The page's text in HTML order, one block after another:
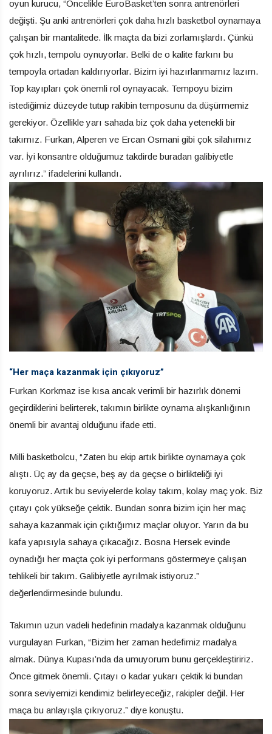
oyun kurucu, “Öncelikle EuroBasket’ten sonra antrenörleri
değişti. Şu anki antrenörleri çok daha hızlı basketbol oynamaya
çalışan bir mantalitede. İlk maçta da bizi zorlamışlardı. Çünkü
çok hızlı, tempolu oynuyorlar. Belki de o kalite farkını bu
tempoyla ortadan kaldırıyorlar. Bizim iyi hazırlanmamız lazım.
Top kayıpları çok önemli rol oynayacak. Tempoyu bizim
istediğimiz düzeyde tutup rakibin temposunu da düşürmemiz
gerekiyor. Özellikle yarı sahada biz çok daha yetenekli bir
takımız. Furkan, Alperen ve Ercan Osmani gibi çok silahımız
var. İyi konsantre olduğumuz takdirde buradan galibiyetle
ayrılırız.” ifadelerini kullandı.
“Her maça kazanmak için çıkıyoruz”
Furkan Korkmaz ise kısa ancak verimli bir hazırlık dönemi
geçirdiklerini belirterek, takımın birlikte oynama alışkanlığının
önemli bir avantaj olduğunu ifade etti.
Milli basketbolcu, “Zaten bu ekip artık birlikte oynamaya çok
alıştı. Üç ay da geçse, beş ay da geçse o birlikteliği iyi
koruyoruz. Artık bu seviyelerde kolay takım, kolay maç yok. Biz
çıtayı çok yükseğe çektik. Bundan sonra bizim için her maç
sahaya kazanmak için çıktığımız maçlar oluyor. Yarın da bu
kafa yapısıyla sahaya çıkacağız. Bosna Hersek evinde
oynadığı her maçta çok iyi performans göstermeye çalışan
tehlikeli bir takım. Galibiyetle ayrılmak istiyoruz.”
değerlendirmesinde bulundu.
Takımın uzun vadeli hedefinin madalya kazanmak olduğunu
vurgulayan Furkan, “Bizim her zaman hedefimiz madalya
almak. Dünya Kupası’nda da umuyorum bunu gerçekleştiririz.
Önce gitmek önemli. Çıtayı o kadar yukarı çektik ki bundan
sonra seviyemizi kendimiz belirleyeceğiz, rakipler değil. Her
maça bu anlayışla çıkıyoruz.” diye konuştu.